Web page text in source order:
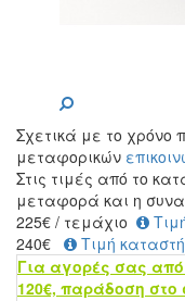
Σχετικά με το χρόνο
μεταφορικών
Στις τιμές από το
μεταφορά και η
225€ / τεμάχιο
240€
Τιμή
Για αγορές σας
120€, παράδοση στο